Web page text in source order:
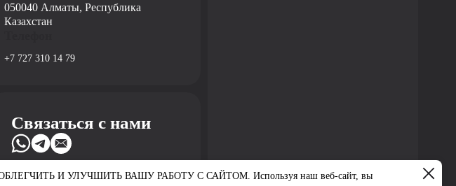
050040 Алматы, Республика
Казахстан
+7 727 310 14 79
Связаться с нами
И УЛУЧШИТЬ ВАШУ РАБОТУ С САЙТОМ. Используя наш веб-сайт, вы